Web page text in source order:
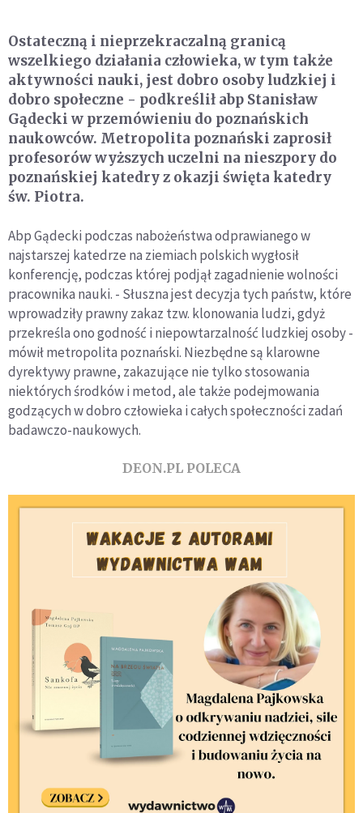
Ostateczną i nieprzekraczalną granicą
wszelkiego działania człowieka, w tym także
aktywności nauki, jest dobro osoby ludzkiej i
dobro społeczne - podkreślił abp Stanisław
Gądecki w przemówieniu do poznańskich
naukowców. Metropolita poznański zaprosił
profesorów wyższych uczelni na nieszpory do
poznańskiej katedry z okazji święta katedry
św. Piotra.
Abp Gądecki podczas nabożeństwa odprawianego w
najstarszej katedrze na ziemiach polskich wygłosił
konferencję, podczas której podjął zagadnienie wolności
pracownika nauki. - Słuszna jest decyzja tych państw, które
wprowadziły prawny zakaz tzw. klonowania ludzi, gdyż
przekreśla ono godność i niepowtarzalność ludzkiej osoby -
mówił metropolita poznański. Niezbędne są klarowne
dyrektywy prawne, zakazujące nie tylko stosowania
niektórych środków i metod, ale także podejmowania
godzących w dobro człowieka i całych społeczności zadań
badawczo-naukowych.
DEON.PL POLECA